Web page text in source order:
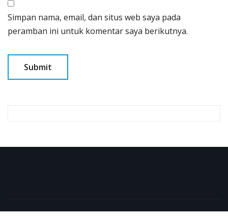
Simpan nama, email, dan situs web saya pada
peramban ini untuk komentar saya berikutnya.